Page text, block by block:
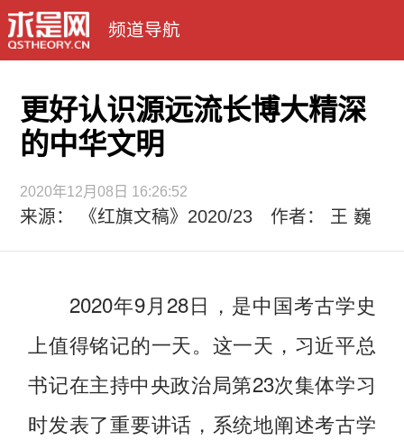
频道导航
更好认识源远流长博大精深
的中华文明
2020年12月08日 16:26:52
来源： 《红旗文稿》2020/23 作者： 王 巍
2020年9月28日，是中国考古学史
上值得铭记的一天。这一天，习近平总
书记在主持中央政治局第23次集体学习
时发表了重要讲话，系统地阐述考古学